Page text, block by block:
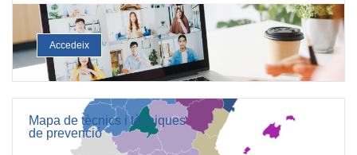
Accedeix
Mapa de tècnics i tècniques
de prevenció